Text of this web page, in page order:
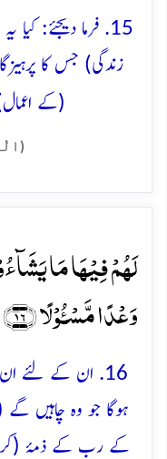
15. فرما دیجئے:
زندگی) جس کا
(کے
لَہُمۡ فِیۡہَا مَا
وَعۡدًا مَّسۡـُٔوۡلًا ﴿۱۶﴾
16. ان کے لئے
ہوگا جو وہ چاہیں
کے رب کے ذمۂ (کرم)